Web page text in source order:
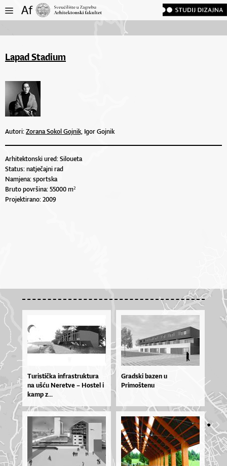
Lapad Stadium
Autori:Zorana Sokol Gojnik, Igor Gojnik
Arhitektonski ured: Siloueta
Status: natječajni rad
Namjena: sportska
Bruto površina: 55000 m²
Projektirano: 2009
Tu­ris­ti­čka in­fras­truk­tu­ra
na uš­ću Ne­re­tve – Hos­tel i
ka­mp z...
Gradski bazen u
Primoštenu